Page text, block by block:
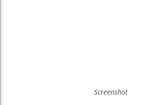
Screenshot